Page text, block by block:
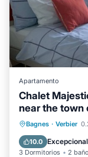
Apartamento
Chalet
near the town
group
Bagnes · Verbier
10.0 Excepcional
3 Dormitorios 2
Cocina